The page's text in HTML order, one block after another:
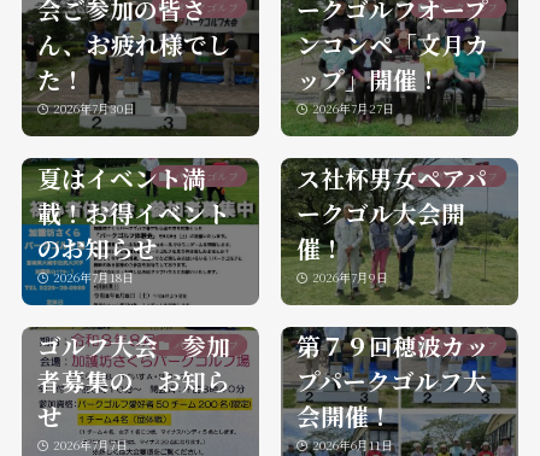
パークゴルフ
会ご参加の皆さ
ん、お疲れ様でし
た！
2026年7月30日
パークゴルフ
ークゴルフオープ
ンコンペ「文月カ
ップ」開催！
2026年7月27日
パークゴルフ
夏はイベント満
載！お得イベント
のお知らせ
2026年7月18日
パークゴルフ
第16回大崎タイム
ス社杯男女ペアパ
ークゴル大会開
催！
2026年7月9日
パークゴルフ
大崎市誕生２０周
年記念 第９回
大崎市長杯パーク
ゴルフ大会 参加
者募集の お知ら
せ
2026年7月7日
パークゴルフ
第７９回穂波カッ
プパークゴルフ大
会開催！
2026年6月11日